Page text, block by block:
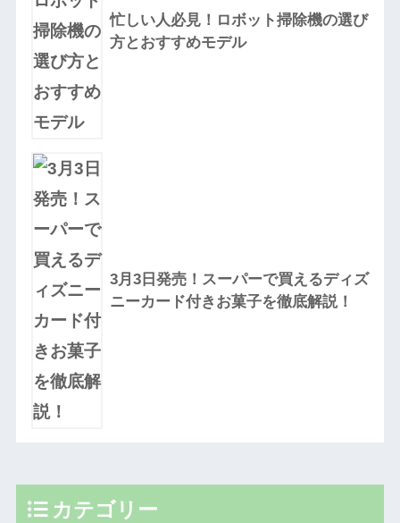
忙しい人必見！ロボット掃除機の選び
方とおすすめモデル
3月3日発売！スーパーで買えるディズ
ニーカード付きお菓子を徹底解説！
カテゴリー